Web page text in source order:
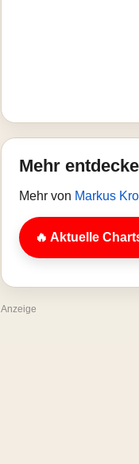
Mehr
Mehr von Markus
🔥 Aktuelle
Anzeige